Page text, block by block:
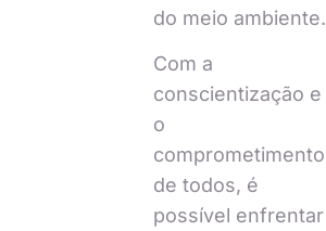
do meio ambiente.
Com a
conscientização e
o
comprometimento
de todos, é
possível enfrentar